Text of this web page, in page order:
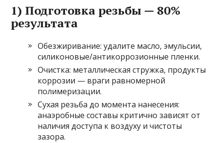
1) Подготовка резьбы — 80%
результата
Обезжиривание: удалите масло, эмульсии,
силиконовые/антикоррозионные пленки.
Очистка: металлическая стружка, продукты
коррозии — враги равномерной
полимеризации.
Сухая резьба до момента нанесения:
анаэробные составы критично зависят от
наличия доступа к воздуху и чистоты
зазора.